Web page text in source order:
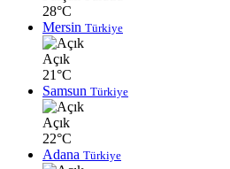
28°C
Mersin Türkiye
Açık
21°C
Samsun Türkiye
Açık
22°C
Adana Türkiye